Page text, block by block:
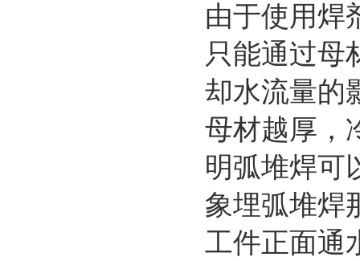
由于使用焊
只能通过母
却水流量的
母材越厚，
明弧堆焊可
象埋弧堆焊
工件正面通